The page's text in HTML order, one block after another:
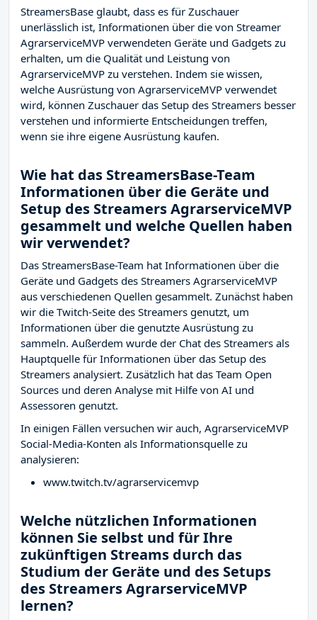
StreamersBase glaubt, dass es für Zuschauer
unerlässlich ist, Informationen über die von Streamer
AgrarserviceMVP verwendeten Geräte und Gadgets zu
erhalten, um die Qualität und Leistung von
AgrarserviceMVP zu verstehen. Indem sie wissen,
welche Ausrüstung von AgrarserviceMVP verwendet
wird, können Zuschauer das Setup des Streamers besser
verstehen und informierte Entscheidungen treffen,
wenn sie ihre eigene Ausrüstung kaufen.
Wie hat das StreamersBase-Team
Informationen über die Geräte und
Setup des Streamers AgrarserviceMVP
gesammelt und welche Quellen haben
wir verwendet?
Das StreamersBase-Team hat Informationen über die
Geräte und Gadgets des Streamers AgrarserviceMVP
aus verschiedenen Quellen gesammelt. Zunächst haben
wir die Twitch-Seite des Streamers genutzt, um
Informationen über die genutzte Ausrüstung zu
sammeln. Außerdem wurde der Chat des Streamers als
Hauptquelle für Informationen über das Setup des
Streamers analysiert. Zusätzlich hat das Team Open
Sources und deren Analyse mit Hilfe von AI und
Assessoren genutzt.
In einigen Fällen versuchen wir auch, AgrarserviceMVP
Social-Media-Konten als Informationsquelle zu
analysieren:
www.twitch.tv/agrarservicemvp
Welche nützlichen Informationen
können Sie selbst und für Ihre
zukünftigen Streams durch das
Studium der Geräte und des Setups
des Streamers AgrarserviceMVP
lernen?